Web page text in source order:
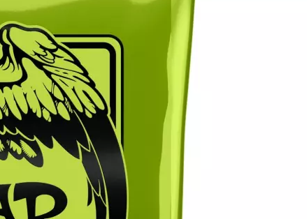
2 Jahre
Garantie